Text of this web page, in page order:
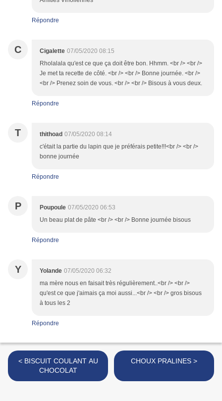
Répondre
C Cigalette 07/05/2020 08:15
Rholalala qu'est ce que ça doit être bon. Hhmm. <br /> <br />
Je met ta recette de côté. <br /> <br /> Bonne journée. <br />
<br /> Prenez soin de vous. <br /> <br /> Bisous à vous deux.
Répondre
T thithoad 07/05/2020 08:14
c'était la partie du lapin que je préférais petite!!!<br /> <br />
bonne journée
Répondre
P Poupoule 07/05/2020 06:53
Un beau plat de pâte <br /> <br /> Bonne journée bisous
Répondre
Y Yolande 07/05/2020 06:32
ma mère nous en faisait très régulièrement..<br /> <br />
qu'est ce que j'aimais ça moi aussi...<br /> <br /> gros bisous
à tous les 2
Répondre
< BISCUIT COULANT AU
CHOCOLAT
CHOUX PRALINES >